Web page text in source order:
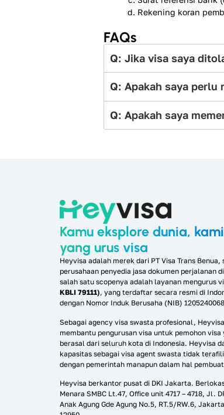
Rekening koran
FAQs
Q: Jika visa saya
Q: Apakah saya perlu
Q: Apakah saya
Kamu eksplore dunia, kami
yang urus visa
Heyvisa adalah merek dari PT Visa Trans Benua,
perusahaan penyedia jasa dokumen perjalanan
salah satu scopenya adalah layanan mengurus
KBLI 79111), yang terdaftar secara resmi di
dengan Nomor Induk Berusaha (NIB)
Sebagai agency visa swasta profesional, Heyvisa
membantu pengurusan visa untuk pemohon visa
berasal dari seluruh kota di Indonesia. Heyvisa
kapasitas sebagai visa agent swasta tidak
dengan pemerintah manapun dalam hal
Heyvisa berkantor pusat di DKI Jakarta.
Menara SMBC Lt.47, Office unit 4717 – 4718, Jl.
Anak Agung Gde Agung No.5, RT.5/RW.6,